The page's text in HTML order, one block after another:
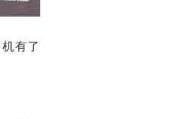
有了